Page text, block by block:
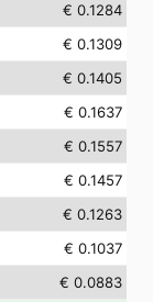
€ 0.1284
€ 0.1309
€ 0.1405
€ 0.1637
€ 0.1557
€ 0.1457
€ 0.1263
€ 0.1037
€ 0.0883